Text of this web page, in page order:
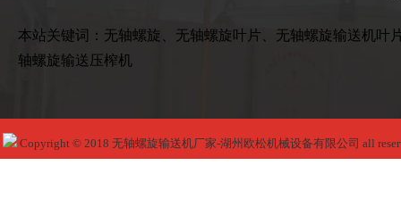
本站关键词：无轴螺旋、无轴螺旋叶片、无轴螺旋输送机
轴螺旋输送压榨机
Copyright © 2018 无轴螺旋输送机厂家-湖州欧松机械设备有限公司 all